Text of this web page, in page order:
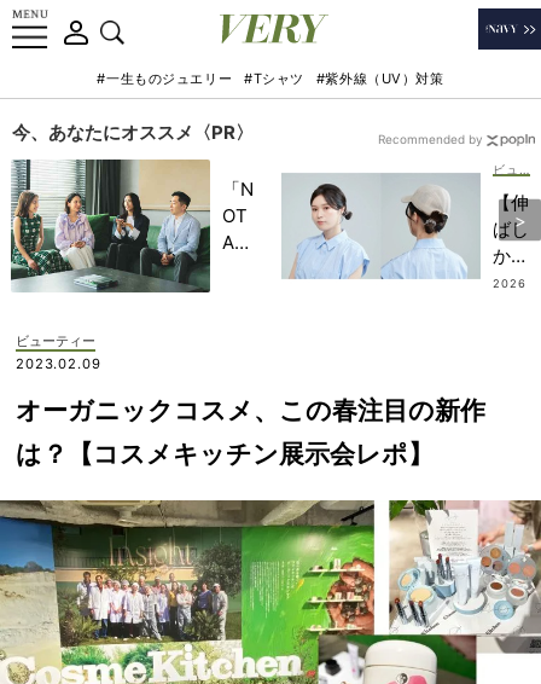
#一生ものジュエリー #Tシャツ #紫外線（UV）対策
今、あなたにオススメ〈PR〉
「N
OT
A
記憶
に一
生残
【極
上の
家族
旅】
を
【伸
ばし
かけ
ボ
アレ
ン
ジ！
キャ
ップ
を被
って
2026
Recommended by
ビューティー
2023.02.09
オーガニックコスメ、この春注目の新作
は？【コスメキッチン展示会レポ】